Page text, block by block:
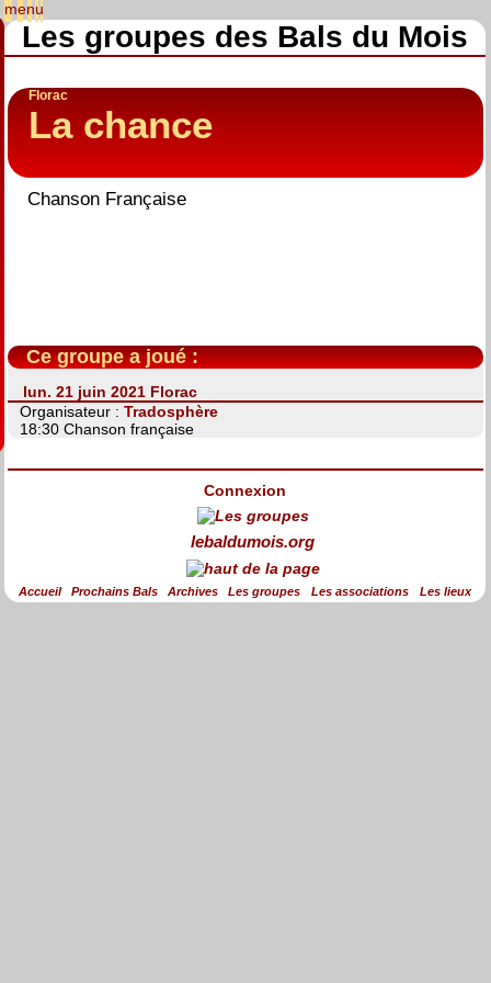
Les groupes des Bals du Mois
Florac
La chance
Chanson Française
Ce groupe a joué :
lun. 21 juin 2021 Florac
Organisateur : Tradosphère
18:30 Chanson française
Connexion
lebaldumois.org
Accueil Prochains Bals Archives Les groupes Les associations Les lieux